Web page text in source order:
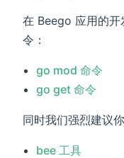
在 Beego 应用的开
令：
go mod 命令
go get 命令
同时我们强烈建议
bee 工具